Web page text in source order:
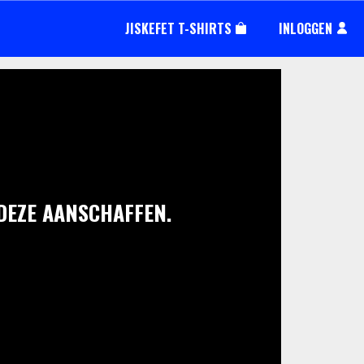
JISKEFET T-SHIRTS INLOGGEN
AANSCHAFFEN.